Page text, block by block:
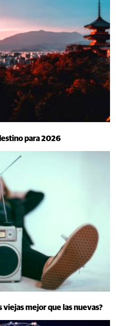
para 2026
viejas mejor que las nuevas?